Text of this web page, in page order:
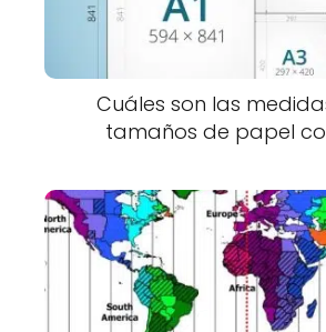
Cuáles son las
tamaños de papel